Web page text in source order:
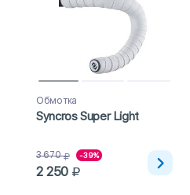
Обмотка
Syncros Super Light
3 670 -39%
2 250